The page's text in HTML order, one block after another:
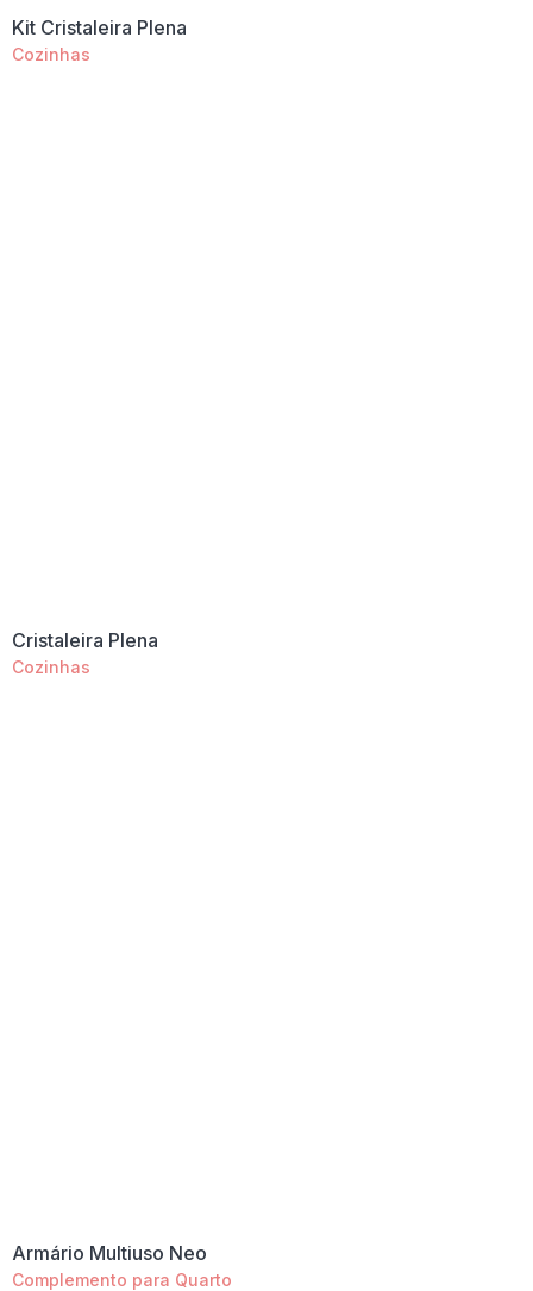
Kit Cristaleira Plena
Cozinhas
Cristaleira Plena
Cozinhas
Armário Multiuso Neo
Complemento para Quarto